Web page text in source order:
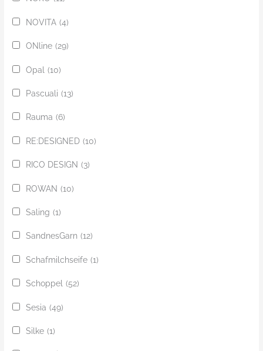
NOVITA (4)
ONline (29)
Opal (10)
Pascuali (13)
Rauma (6)
RE:DESIGNED (10)
RICO DESIGN (3)
ROWAN (10)
Saling (1)
SandnesGarn (12)
Schafmilchseife (1)
Schoppel (52)
Sesia (49)
Silke (1)